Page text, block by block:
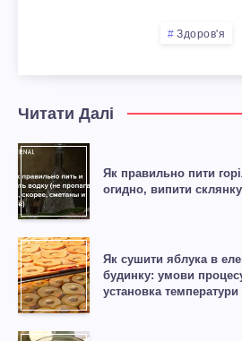
Здоров'я
Читати Далі
Як правильно пити
огидно, випити
Як сушити яблука в
будинку: умови
установка температури